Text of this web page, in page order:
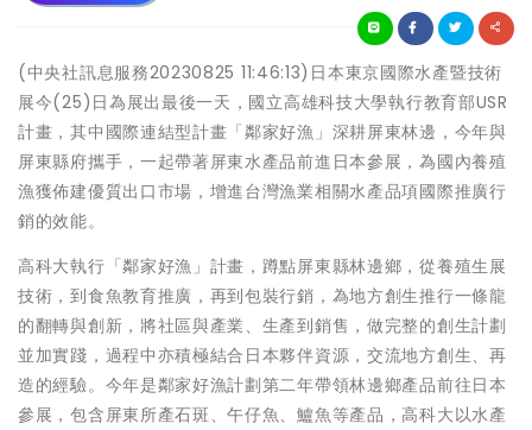
(中央社訊息服務20230825 11:46:13)日本東京國際水產暨技術
展今(25)日為展出最後一天，國立高雄科技大學執行教育部USR
計畫，其中國際連結型計畫「鄰家好漁」深耕屏東林邊，今年與
屏東縣府攜手，一起帶著屏東水產品前進日本參展，為國內養殖
漁獲佈建優質出口市場，增進台灣漁業相關水產品項國際推廣行
銷的效能。
高科大執行「鄰家好漁」計畫，蹲點屏東縣林邊鄉，從養殖生展
技術，到食魚教育推廣，再到包裝行銷，為地方創生推行一條龍
的翻轉與創新，將社區與產業、生產到銷售，做完整的創生計劃
並加實踐，過程中亦積極結合日本夥伴資源，交流地方創生、再
造的經驗。今年是鄰家好漁計劃第二年帶領林邊鄉產品前往日本
參展，包含屏東所產石斑、午仔魚、鱸魚等產品，高科大以水產